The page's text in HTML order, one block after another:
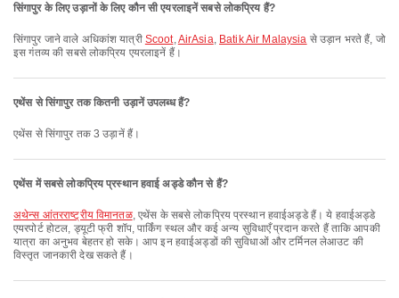
सिंगापुर के लिए उड़ानों के लिए कौन सी एयरलाइनें सबसे लोकप्रिय हैं?
सिंगापुर जाने वाले अधिकांश यात्री Scoot,AirAsia, Batik Air Malaysia से उड़ान भरते हैं, जो
इस गंतव्य की सबसे लोकप्रिय एयरलाइनें हैं।
एथेंस से सिंगापुर तक कितनी उड़ानें उपलब्ध हैं?
एथेंस से सिंगापुर तक 3 उड़ानें हैं।
एथेंस में सबसे लोकप्रिय प्रस्थान हवाई अड्डे कौन से हैं?
अथेन्स आंतरराष्ट्रीय विमानतळ, एथेंस के सबसे लोकप्रिय प्रस्थान हवाईअड्डे हैं। ये हवाईअड्डे
एयरपोर्ट होटल, ड्यूटी फ्री शॉप, पार्किंग स्थल और कई अन्य सुविधाएँ प्रदान करते हैं ताकि आपकी
यात्रा का अनुभव बेहतर हो सके। आप इन हवाईअड्डों की सुविधाओं और टर्मिनल लेआउट की
विस्तृत जानकारी देख सकते हैं।